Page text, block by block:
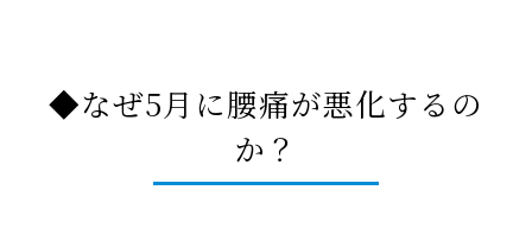
◆なぜ5月に腰痛が悪化するの
か？